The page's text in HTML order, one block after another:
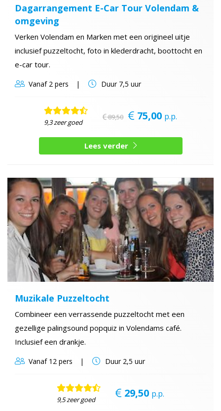
Dagarrangement E-Car Tour Volendam &
omgeving
Verken Volendam en Marken met een origineel uitje
inclusief puzzeltocht, foto in klederdracht, boottocht en
e-car tour.
Vanaf2 pers Duur7,5 uur
9,3 zeer goed
89,50 75,00 p.p.
Lees verder
Muzikale Puzzeltocht
Combineer een verrassende puzzeltocht met een
gezellige palingsound popquiz in Volendams café.
Inclusief een drankje.
Vanaf12 pers Duur2,5 uur
9,5 zeer goed 29,50 p.p.